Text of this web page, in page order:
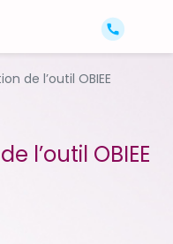
de l’outil OBIEE
l’outil OBIEE